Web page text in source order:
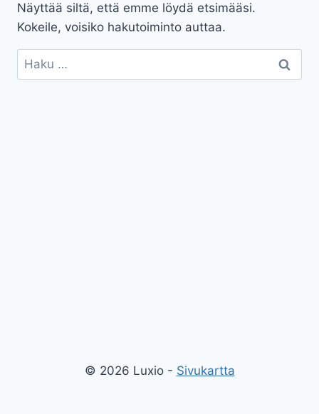
Näyttää siltä, että emme löydä etsimääsi.
Kokeile, voisiko hakutoiminto auttaa.
Haku:
© 2026 Luxio - Sivukartta